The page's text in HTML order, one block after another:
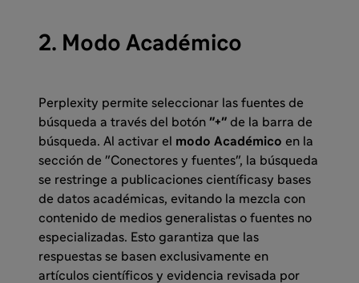
2. Modo Académico
Perplexity permite seleccionar las fuentes de
búsqueda a través del botón "+" de la barra de
búsqueda. Al activar el modo Académico en la
sección de "Conectores y fuentes", la búsqueda
se restringe a publicaciones científicasy bases
de datos académicas, evitando la mezcla con
contenido de medios generalistas o fuentes no
especializadas. Esto garantiza que las
respuestas se basen exclusivamente en
artículos científicos y evidencia revisada por